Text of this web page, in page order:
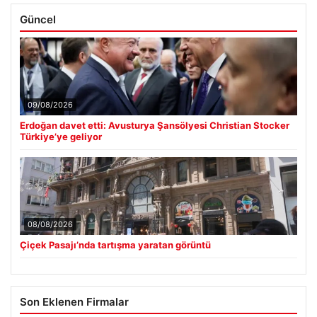
Güncel
09/08/2026
Erdoğan davet etti: Avusturya Şansölyesi Christian Stocker
Türkiye’ye geliyor
08/08/2026
Çiçek Pasajı’nda tartışma yaratan görüntü
Son Eklenen Firmalar